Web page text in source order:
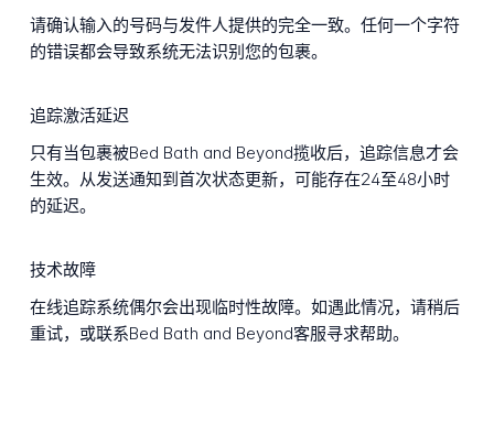
请确认输入的号码与发件人提供的完全一致。任何一个字符
的错误都会导致系统无法识别您的包裹。
追踪激活延迟
只有当包裹被Bed Bath and Beyond揽收后，追踪信息才会
生效。从发送通知到首次状态更新，可能存在24至48小时
的延迟。
技术故障
在线追踪系统偶尔会出现临时性故障。如遇此情况，请稍后
重试，或联系Bed Bath and Beyond客服寻求帮助。